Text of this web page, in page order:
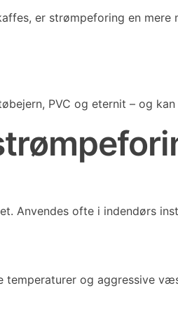
er strømpeforing en
PVC og eternit – og
Anvendes ofte i indendørs
temperaturer og aggressive